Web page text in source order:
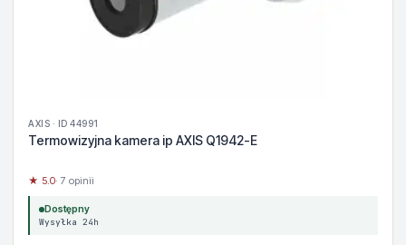
AXIS · ID 44991
Termowizyjna kamera ip AXIS Q1942-E
★ 5.0· 7 opinii
Dostępny
Wysyłka 24h